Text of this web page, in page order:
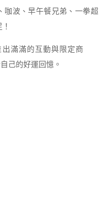
滿滿的互動與限定商
己的好運回憶。